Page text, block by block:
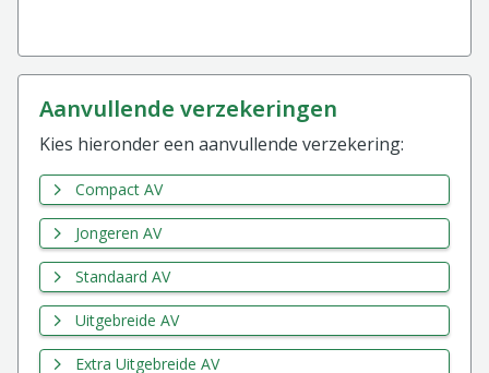
aanvullende verzekeringen
Kies hieronder een aanvullende verzekering:
Compact AV
Jongeren AV
Standaard AV
Uitgebreide AV
Extra Uitgebreide AV